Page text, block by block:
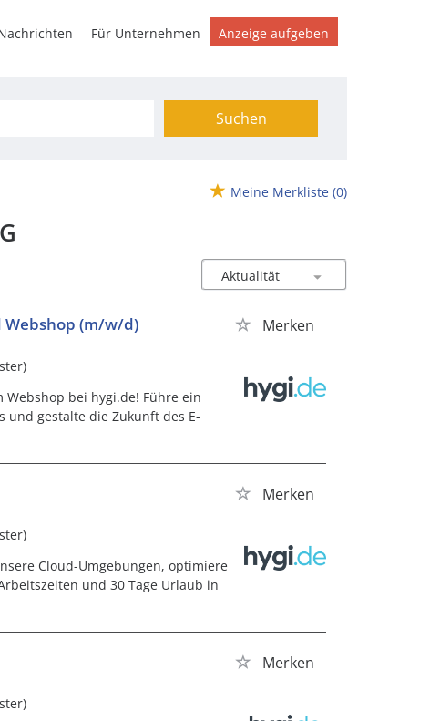
Für Unternehmen Anzeige aufgeben
Suchen
Meine Merkliste (0)
Webshop (m/w/d) Merken
Webshop bei hygi.de! Führe ein
und gestalte die Zukunft des E-
Merken
Cloud-Umgebungen, optimiere
und 30 Tage Urlaub in
Merken